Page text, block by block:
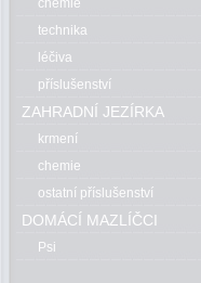
chemie
technika
léčiva
příslušenství
ZAHRADNÍ JEZÍRKA
krmení
chemie
ostatní příslušenství
DOMÁCÍ MAZLÍČCI
Psi